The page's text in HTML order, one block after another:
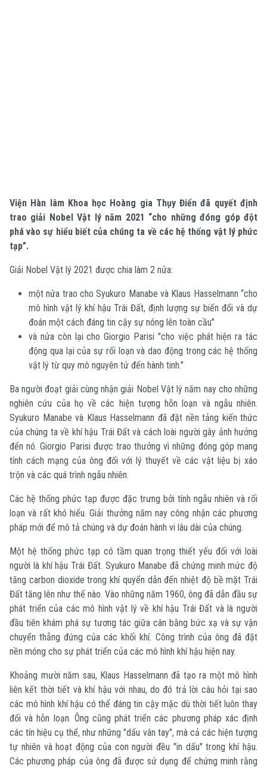
Viện Hàn lâm Khoa học Hoàng gia Thụy Điển đã quyết định
trao giải Nobel Vật lý năm 2021 “cho những đóng góp đột
phá vào sự hiểu biết của chúng ta về các hệ thống vật lý phức
tạp”.
Giải Nobel Vật lý 2021 được chia làm 2 nửa:
một nửa trao cho Syukuro Manabe và Klaus Hasselmann “cho
mô hình vật lý khí hậu Trái Đất, định lượng sự biến đổi và dự
đoán một cách đáng tin cậy sự nóng lên toàn cầu"
và nửa còn lại cho Giorgio Parisi "cho việc phát hiện ra tác
động qua lại của sự rối loạn và dao động trong các hệ thống
vật lý từ quy mô nguyên tử đến hành tinh."
Ba người đoạt giải cùng nhận giải Nobel Vật lý năm nay cho những
nghiên cứu của họ về các hiện tượng hỗn loạn và ngẫu nhiên.
Syukuro Manabe và Klaus Hasselmann đã đặt nền tảng kiến ​​thức
của chúng ta về khí hậu Trái Đất và cách loài người gây ảnh hưởng
đến nó. Giorgio Parisi được trao thưởng vì những đóng góp mang
tính cách mạng của ông đối với lý thuyết về các vật liệu bị xáo
trộn và các quá trình ngẫu nhiên.
Các hệ thống phức tạp được đặc trưng bởi tính ngẫu nhiên và rối
loạn và rất khó hiểu. Giải thưởng năm nay công nhận các phương
pháp mới để mô tả chúng và dự đoán hành vi lâu dài của chúng.
Một hệ thống phức tạp có tầm quan trọng thiết yếu đối với loài
người là khí hậu Trái Đất. Syukuro Manabe đã chứng minh mức độ
tăng carbon dioxide trong khí quyển dẫn đến nhiệt độ bề mặt Trái
Đất tăng lên như thế nào. Vào những năm 1960, ông đã dẫn đầu sự
phát triển của các mô hình vật lý về khí hậu Trái Đất và là người
đầu tiên khám phá sự tương tác giữa cân bằng bức xạ và sự vận
chuyển thẳng đứng của các khối khí. Công trình của ông đã đặt
nền móng cho sự phát triển của các mô hình khí hậu hiện nay.
Khoảng mười năm sau, Klaus Hasselmann đã tạo ra một mô hình
liên kết thời tiết và khí hậu với nhau, do đó trả lời câu hỏi tại sao
các mô hình khí hậu có thể đáng tin cậy mặc dù thời tiết luôn thay
đổi và hỗn loạn. Ông cũng phát triển các phương pháp xác định
các tín hiệu cụ thể, như những "dấu vân tay", mà cả các hiện tượng
tự nhiên và hoạt động của con người đều "in dấu" trong khí hậu.
Các phương pháp của ông đã được sử dụng để chứng minh rằng